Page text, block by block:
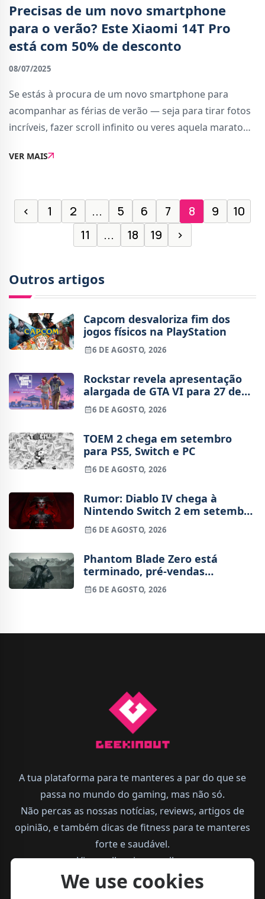
Precisas de um novo smartphone
para o verão? Este Xiaomi 14T Pro
está com 50% de desconto
08/07/2025
Se estás à procura de um novo smartphone para
acompanhar as férias de verão — seja para tirar fotos
incríveis, fazer scroll infinito ou veres aquela maratona
negócio.A Worten está com um
VER MAIS
‹ 1 2 ... 5 6 7 8 9
10
11
... 18 19 ›
Outros artigos
Capcom desvaloriza fim dos
jogos físicos na PlayStation
6 DE AGOSTO, 2026
Rockstar revela apresentação
alargada de GTA VI para 27 de
agosto
6 DE AGOSTO, 2026
TOEM 2 chega em setembro
para PS5, Switch e PC
6 DE AGOSTO, 2026
Rumor: Diablo IV chega à
Nintendo Switch 2 em setembro
e vai custar o preço de um jogo
novo
6 DE AGOSTO, 2026
Phantom Blade Zero está
terminado, pré-vendas
começam na próxima semana
6 DE AGOSTO, 2026
A tua plataforma para te manteres a par do que se
passa no mundo do gaming, mas não só.
Não percas as nossas notícias, reviews, artigos de
opinião, e também dicas de fitness para te manteres
forte e saudável.
Vive melhor, joga melhor.
We use cookies